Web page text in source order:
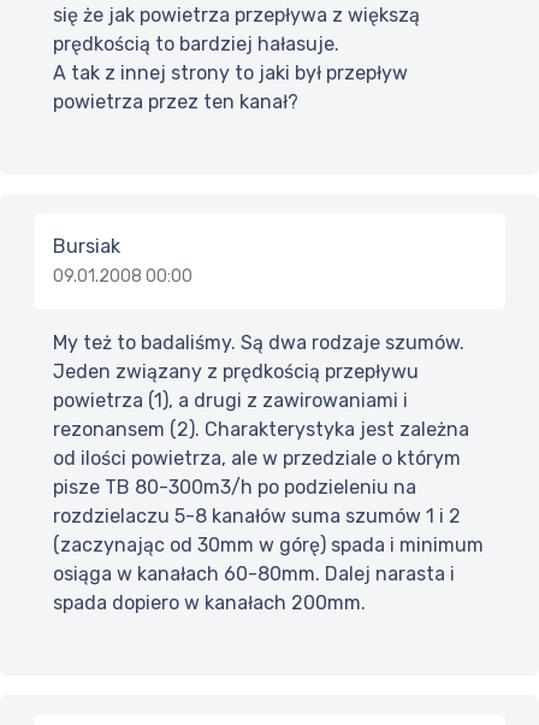
się że jak powietrza przepływa z większą
prędkością to bardziej hałasuje.
A tak z innej strony to jaki był przepływ
powietrza przez ten kanał?
Bursiak
09.01.2008 00:00
My też to badaliśmy. Są dwa rodzaje szumów.
Jeden związany z prędkością przepływu
powietrza (1), a drugi z zawirowaniami i
rezonansem (2). Charakterystyka jest zależna
od ilości powietrza, ale w przedziale o którym
pisze TB 80-300m3/h po podzieleniu na
rozdzielaczu 5-8 kanałów suma szumów 1 i 2
(zaczynając od 30mm w górę) spada i minimum
osiąga w kanałach 60-80mm. Dalej narasta i
spada dopiero w kanałach 200mm.